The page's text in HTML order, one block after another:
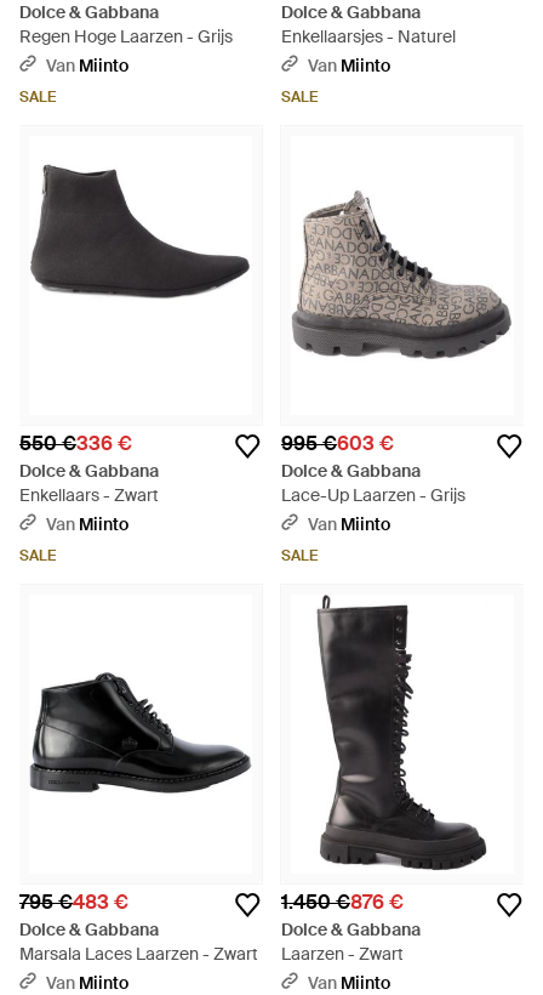
Dolce & Gabbana
Regen Hoge Laarzen - Grijs
Van Miinto
SALE
Dolce & Gabbana
Enkellaarsjes - Naturel
Van Miinto
SALE
550 €336 €
Dolce & Gabbana
Enkellaars - Zwart
Van Miinto
SALE
995 €603 €
Dolce & Gabbana
Lace-Up Laarzen - Grijs
Van Miinto
SALE
795 €483 €
Dolce & Gabbana
Marsala Laces Laarzen - Zwart
Van Miinto
1.450 €876 €
Dolce & Gabbana
Laarzen - Zwart
Van Miinto